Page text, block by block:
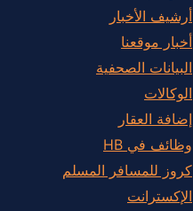
أرشيف الأخبار
أخبار موقعنا
البيانات الصحفية
الوكالات
إضافة العقار
وظائف في HB
كروز للمسافر المسلم
الإكسترانت